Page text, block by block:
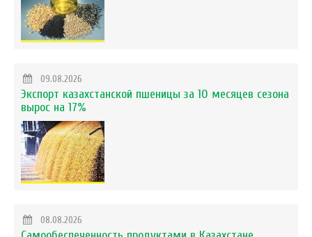
09.08.2026
Экспорт казахстанской пшеницы за 10 месяцев сезона
вырос на 17%
08.08.2026